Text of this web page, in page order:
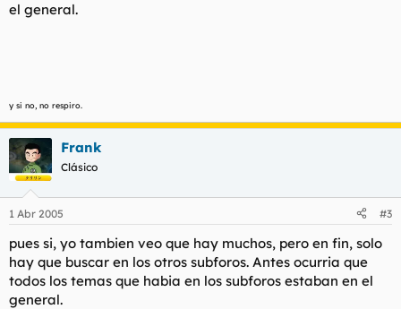
el general.
y si no, no respiro.
Frank
Clásico
1 Abr 2005 #3
pues si, yo tambien veo que hay muchos, pero en fin, solo
hay que buscar en los otros subforos. Antes ocurria que
todos los temas que habia en los subforos estaban en el
general.